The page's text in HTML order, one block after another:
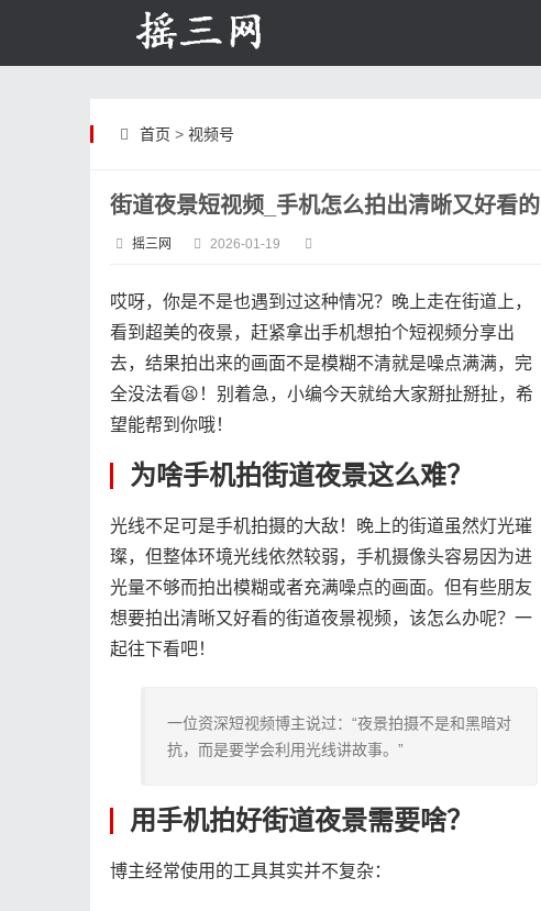
首页 > 视频号
街道夜景短视频_手机怎么拍出清晰又好看的
摇三网 2026-01-19
哎呀，你是不是也遇到过这种情况？晚上走在街道上，
看到超美的夜景，赶紧拿出手机想拍个短视频分享出
去，结果拍出来的画面不是模糊不清就是噪点满满，完
全没法看😫！别着急，小编今天就给大家掰扯掰扯，希
望能帮到你哦！
为啥手机拍街道夜景这么难？
光线不足可是手机拍摄的大敌！晚上的街道虽然灯光璀
璨，但整体环境光线依然较弱，手机摄像头容易因为进
光量不够而拍出模糊或者充满噪点的画面。但有些朋友
想要拍出清晰又好看的街道夜景视频，该怎么办呢？一
起往下看吧！
一位资深短视频博主说过：“夜景拍摄不是和黑暗对
抗，而是要学会利用光线讲故事。”
用手机拍好街道夜景需要啥？
博主经常使用的工具其实并不复杂：